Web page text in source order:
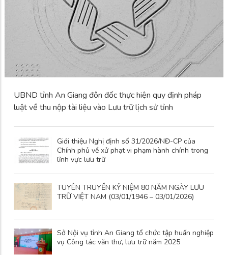
UBND tỉnh An Giang đôn đốc thực hiện quy định pháp
luật về thu nộp tài liệu vào Lưu trữ lịch sử tỉnh
Giới thiệu Nghị định số 31/2026/NĐ-CP của
Chính phủ về xử phạt vi phạm hành chính trong
lĩnh vực lưu trữ
TUYÊN TRUYỀN KỶ NIỆM 80 NĂM NGÀY LƯU
TRỮ VIỆT NAM (03/01/1946 – 03/01/2026)
Sở Nội vụ tỉnh An Giang tổ chức tập huấn nghiệp
vụ Công tác văn thư, lưu trữ năm 2025